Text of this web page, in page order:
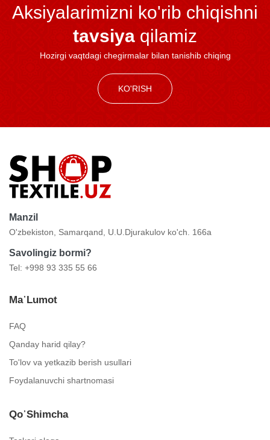
Aksiyalarimizni ko'rib chiqishni
tavsiya qilamiz
Hozirgi vaqtdagi chegirmalar bilan tanishib chiqing
KO'RISH
Manzil
O'zbekiston, Samarqand, U.U.Djurakulov ko'ch. 166a
Savolingiz bormi?
Tel: +998 93 335 55 66
Ma᾿lumot
FAQ
Qanday harid qilay?
To'lov va yetkazib berish usullari
Foydalanuvchi shartnomasi
Qo᾿shimcha